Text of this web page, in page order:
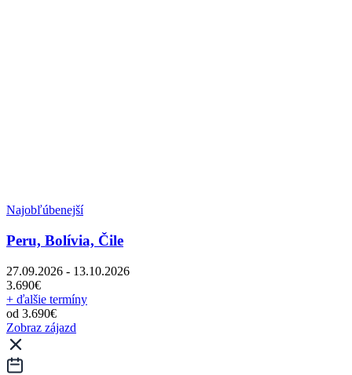
Najobľúbenejší
Peru, Bolívia, Čile
27.09.2026 - 13.10.2026
3.690€
+ ďalšie termíny
od 3.690€
Zobraz zájazd